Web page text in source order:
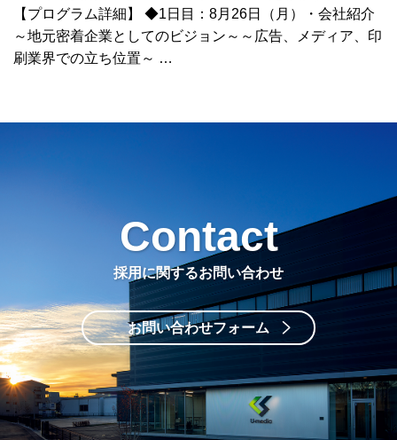
【プログラム詳細】 ◆1日目：8月26日（月）・会社紹介
～地元密着企業としてのビジョン～～広告、メディア、印
刷業界での立ち位置～ …
Contact
採用に関するお問い合わせ
お問い合わせフォーム